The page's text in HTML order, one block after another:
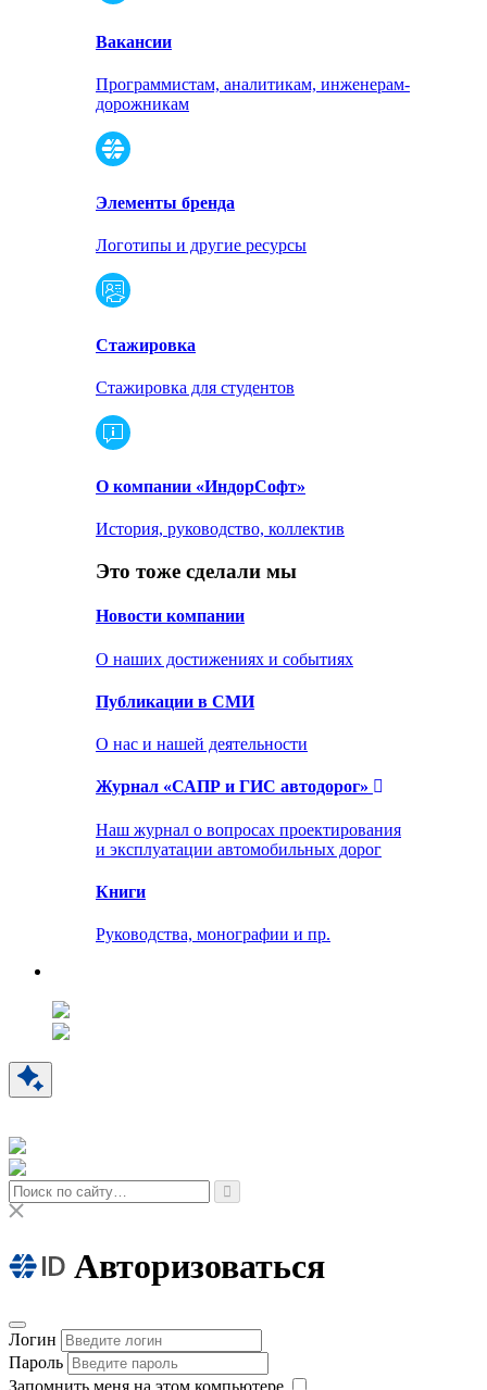
Вакансии
Программистам, аналитикам, инженерам-
дорожникам
Элементы бренда
Логотипы и другие ресурсы
Стажировка
Стажировка для студентов
О компании «ИндорСофт»
История, руководство, коллектив
Это тоже сделали мы
Новости компании
О наших достижениях и событиях
Публикации в СМИ
О нас и нашей деятельности
Журнал «САПР и ГИС автодорог»
Наш журнал о вопросах проектирования
и эксплуатации автомобильных дорог
Книги
Руководства, монографии и пр.
Авторизоваться
Логин
Пароль